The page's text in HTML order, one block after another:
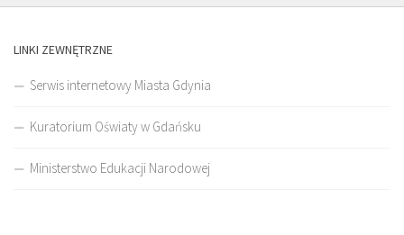
LINKI ZEWNĘTRZNE
Serwis internetowy Miasta Gdynia
Kuratorium Oświaty w Gdańsku
Ministerstwo Edukacji Narodowej